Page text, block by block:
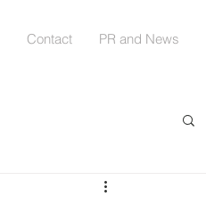
Contact PR and News